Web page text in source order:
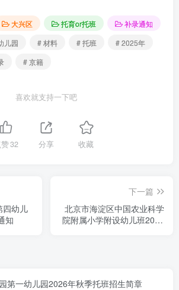
式
园）,请您扫描二维码，下载表
完毕打印出来，7月14日8:30-
大兴区 托育or托班
补录通知
儿园 # 材料 # 托班
# 2025年
# 京籍
喜欢就支持一下吧
赞32 分享 收藏
四幼儿
知
下一篇
北京市海淀区中国农业科学
院附属小学附设幼儿班2025
第一幼儿园2026年秋季托班招生简章